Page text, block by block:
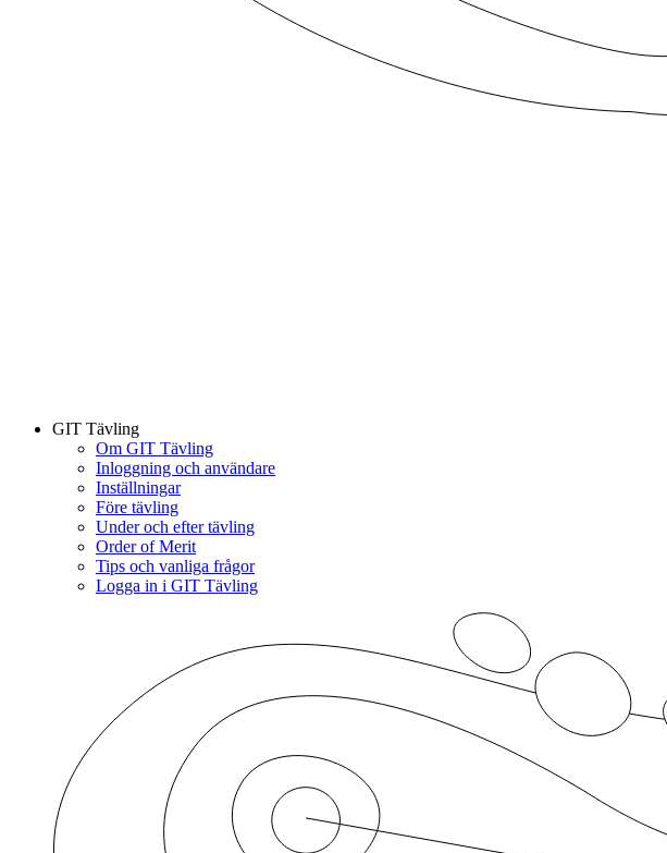
GIT Tävling
Om GIT Tävling
Inloggning och användare
Inställningar
Före tävling
Under och efter tävling
Order of Merit
Tips och vanliga frågor
Logga in i GIT Tävling